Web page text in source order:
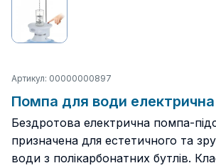
Артикул: 00000000897
Помпа для води
Бездротова електрична помпа-
призначена для естетичного та
води з полікарбонатних бутлів.